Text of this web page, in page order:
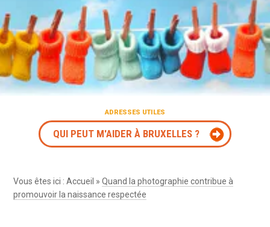
ADRESSES UTILES
QUI PEUT M'AIDER À BRUXELLES ?
Vous êtes ici :Accueil »Quand la photographie contribue à
promouvoir la naissance respectée